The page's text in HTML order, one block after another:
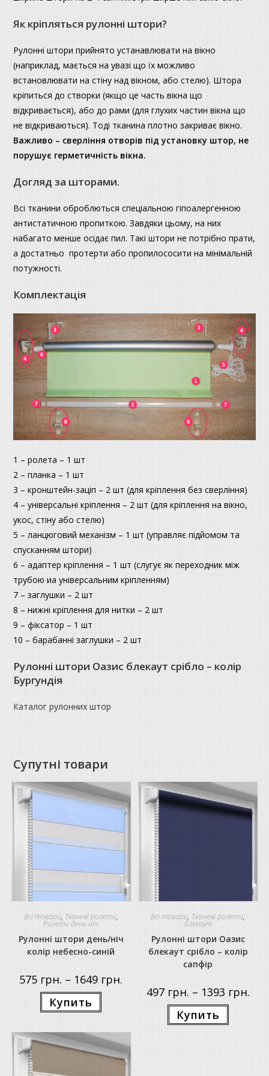
Як кріпляться рулонні штори?
Рулонні штори прийнято устанавлювати на вікно
(наприклад, мається на увазі що їх можливо
встановлювати на стіну над вікном, або стелю). Штора
кріпиться до створки (якщо це часть вікна що
відкривається), або до рами (для глухих частин вікна що
не відкриваються). Тоді тканина плотно закриває вікно.
Важливо – сверління отворів під установку штор, не
порушує герметичність вікна.
Догляд за шторами.
Всі тканини оброблються спеціальною гіпоалергенною
антистатичною пропиткою. Завдяки цьому, на них
набагато менше осідає пил. Такі штори не потрібно прати,
а достатньо протерти або пропилососити на мінімальній
потужності.
Комплектація
1 – ролета – 1 шт
2 – планка – 1 шт
3 – кронштейн-заціп – 2 шт (для кріплення без сверління)
4 – універсальні кріплення – 2 шт (для кріплення на вікно,
укос, стіну або стелю)
5 – ланцюговий механізм – 1 шт (управляє підйомом та
спусканням штори)
6 – адаптер кріплення – 1 шт (слугує як переходник між
трубою иа універсальним кріпленням)
7 – заглушки – 2 шт
8 – нижні кріплення для нитки – 2 шт
9 – фіксатор – 1 шт
10 – барабанні заглушки – 2 шт
Рулонні штори Оазис блекаут срібло – колір
Бургундія
Каталог рулонних штор
Супутні товари
Всі товари, Тканеві ролети,
Ролети день ніч
Рулонні штори день/ніч
колір небесно-синій
575 грн. – 1649 грн.
575 грн.
Купить Цей
має
Параметри
можна
вибрати
Всі товари, Тканеві ролети,
Блекаут
Рулонні штори Оазис
блекаут срібло – колір
сапфір
497 грн. – 1393 грн.
Купить Цей
має